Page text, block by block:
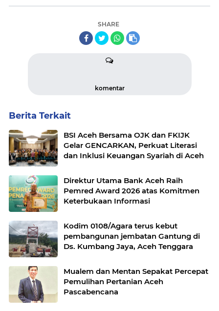
SHARE
komentar
Berita Terkait
BSI Aceh Bersama OJK dan FKIJK
Gelar GENCARKAN, Perkuat Literasi
dan Inklusi Keuangan Syariah di Aceh
Direktur Utama Bank Aceh Raih
Pemred Award 2026 atas Komitmen
Keterbukaan Informasi
Kodim 0108/Agara terus kebut
pembangunan jembatan Gantung di
Ds. Kumbang Jaya, Aceh Tenggara
Mualem dan Mentan Sepakat Percepat
Pemulihan Pertanian Aceh
Pascabencana